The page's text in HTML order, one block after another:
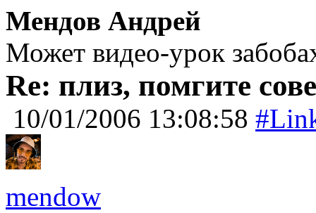
Мендов Андрей
Может видео-урок
Re: плиз, помгите
10/01/2006 13:08:58
mendow